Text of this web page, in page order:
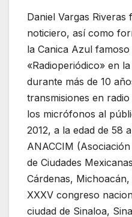
Daniel Vargas
noticiero, así como
la Canica Azul
«Radioperiódico» en
durante más de 10
transmisiones en
los micrófonos al
2012, a la edad de 58
ANACCIM
de Ciudades
Cárdenas,
XXXV congreso
ciudad de Sinaloa,